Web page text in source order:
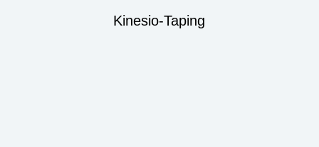
Kinesio-Taping